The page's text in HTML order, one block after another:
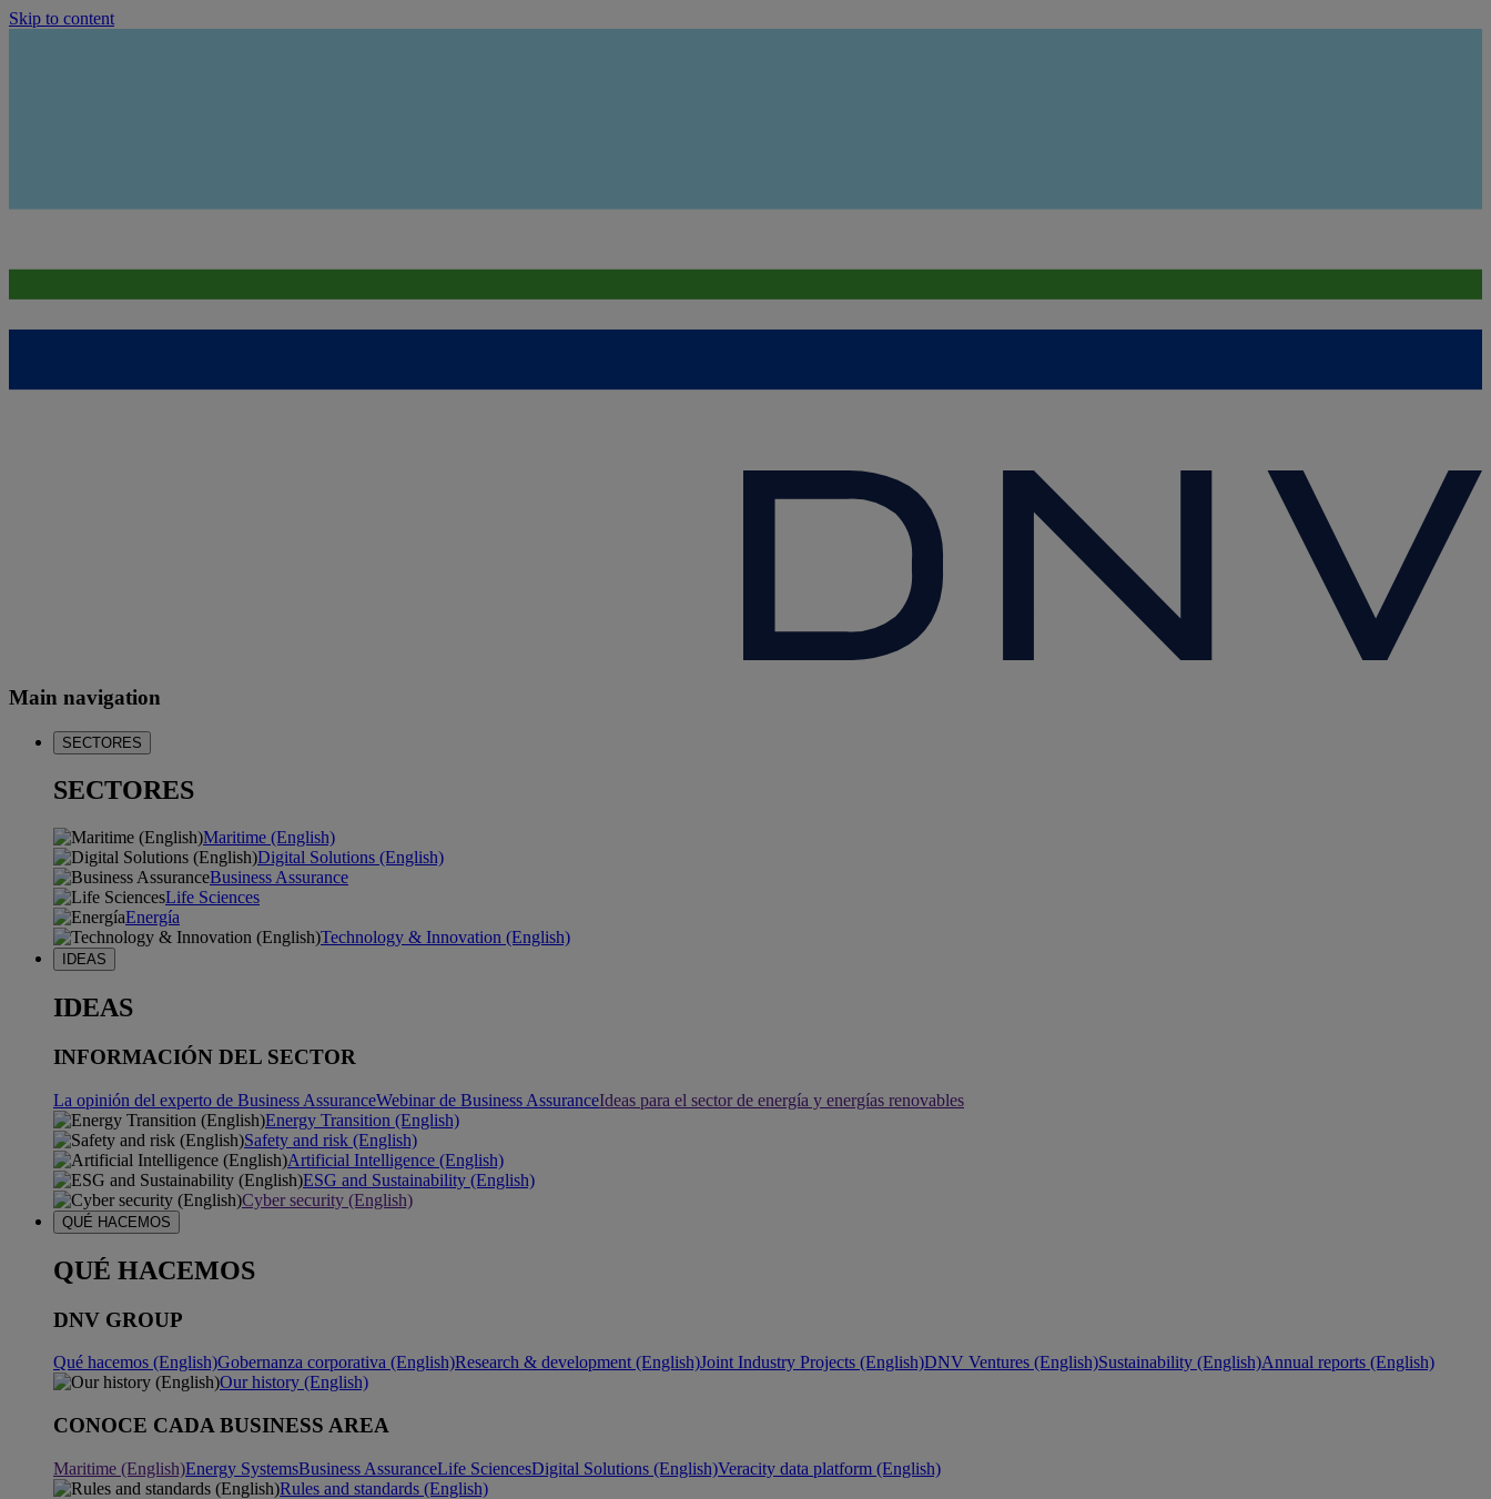
Skip to content
Main navigation
SECTORES
SECTORES
Maritime (English)
Digital Solutions (English)
Business Assurance
Life Sciences
Energía
Technology & Innovation (English)
IDEAS
IDEAS
INFORMACIÓN DEL SECTOR
La opinión del experto de Business AssuranceWebinar de Business AssuranceIdeas para el sector de energía y energías renovables
Energy Transition (English)
Safety and risk (English)
Artificial Intelligence (English)
ESG and Sustainability (English)
Cyber security (English)
QUÉ HACEMOS
QUÉ HACEMOS
DNV GROUP
Qué hacemos (English)Gobernanza corporativa (English)Research & development (English)Joint Industry Projects (English)DNV Ventures (English)Sustainability (English)Annual reports (English)
Our history (English)
CONOCE CADA BUSINESS AREA
Maritime (English)Energy SystemsBusiness AssuranceLife SciencesDigital Solutions (English)Veracity data platform (English)
Rules and standards (English)